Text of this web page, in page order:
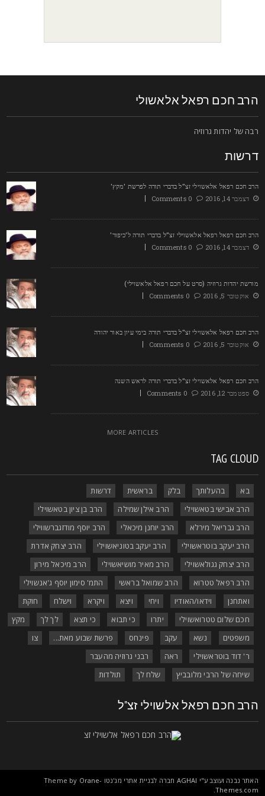
חכם רפאל אלאשולי
של יהדות גרוזיה
חכם רפאל אלאשוילי זצ"ל בדברי תורה לפרשת 'מקץ'
דצמבר 14, 2016
0 Comments
חכם רפאל רפאל אלאשוילי זצ"ל בדברי תורה ל'כיפור'
דצמבר 14, 2016
0 Comments
יהדות גרוזיה (סרט על חכם רפאל אלאשוילי)
אוקטובר 5, 2016
0 Comments
חכם רפאל אלאשוילי זצ"ל בדברי תורה בימי עיון באור יהודה
אוקטובר 5, 2016
0 Comments
חכם רפאל אלאשוילי זצ"ל בדברי תורה לראש השנה
ספטמבר 12, 2016
0 Comments
MORE ARTICLES
TAG
בא בהעלותך בלק בראשית
דרשות
הרב אבישי בטאשוילי
הרב אילן שמילה
הרב בן ציון בטאשוילי
הרב גבריאל מירלא
הרב יוחנן מיכאלי
הרב יוסף מודזגברשווילי
הרב יעקב בוטראשוילי
הרב יעקב בטוניאשוילי
הרב יצחק אדרת
הרב יצחק גגולאשוילי
הרב מאיר מושיאשוילי
הרב מיכאל מירון
הרב רפאל טטרוא
הרב שמואל בראשי
התמ' סימון יוסף ג'אנשוילי
ואתחנן
וידאו/האודיו ויחי ויצא ויקרא וישלח
חוקת
חכם שלום טטרואשוילי
יתרו כי תבוא כי תצא לך לך
מקץ
משפטים
נשא עקב פינחס פרשת שבוע מאת...
ר' דוד בוטראשוילי
ראה
רבני גרוזיה מהעבר
שיחה של הרבי מלובביץ
שלח לך תולדות
חכם רפאל אלשוילי זצ"ל
נבנה ועוצב ע"יAGHAIחברה לבניית אתרי מג'נטו Theme byOrane-
.